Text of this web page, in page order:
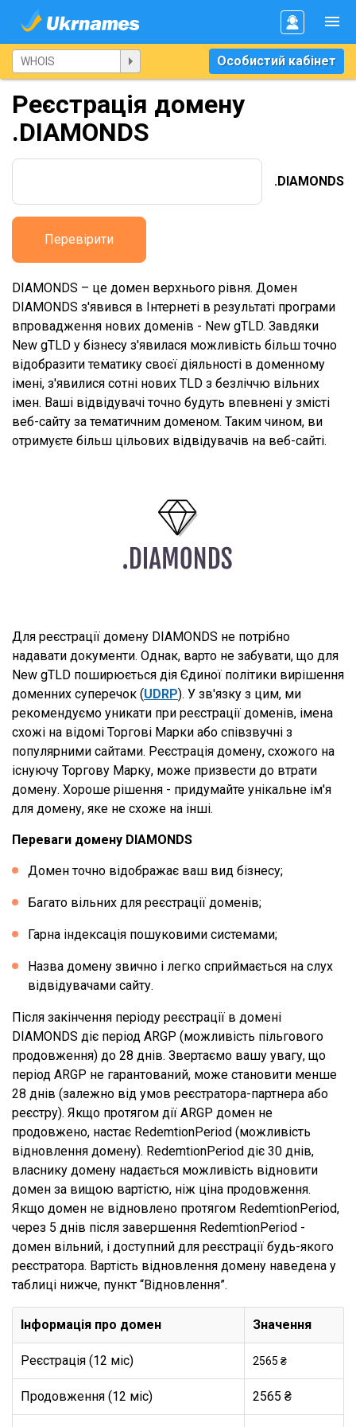
Особистий кабінет
Реєстрація домену
.DIAMONDS
.DIAMONDS
Перевірити
DIAMONDS – це домен верхнього рівня. Домен
DIAMONDS з'явився в Інтернеті в результаті програми
впровадження нових доменів - New gTLD. Завдяки
New gTLD у бізнесу з'явилася можливість більш точно
відобразити тематику своєї діяльності в доменному
імені, з'явилися сотні нових TLD з безліччю вільних
імен. Ваші відвідувачі точно будуть впевнені у змісті
веб-сайту за тематичним доменом. Таким чином, ви
отримуєте більш цільових відвідувачів на веб-сайті.
Для реєстрації домену DIAMONDS не потрібно
надавати документи. Однак, варто не забувати, що для
New gTLD поширюється дія Єдиної політики вирішення
доменних суперечок (UDRP). У зв'язку з цим, ми
рекомендуємо уникати при реєстрації доменів, імена
схожі на відомі Торгові Марки або співзвучні з
популярними сайтами. Реєстрація домену, схожого на
існуючу Торгову Марку, може призвести до втрати
домену. Хороше рішення - придумайте унікальне ім'я
для домену, яке не схоже на інші.
Переваги домену DIAMONDS
Домен точно відображає ваш вид бізнесу;
Багато вільних для реєстрації доменів;
Гарна індексація пошуковими системами;
Назва домену звично і легко сприймається на слух
відвідувачами сайту.
Після закінчення періоду реєстрації в домені
DIAMONDS діє період ARGP (можливість пільгового
продовження) до 28 днів. Звертаємо вашу увагу, що
період ARGP не гарантований, може становити менше
28 днів (залежно від умов реєстратора-партнера або
реєстру). Якщо протягом дії ARGP домен не
продовжено, настає RedemtionPeriod (можливість
відновлення домену). RedemtionPeriod діє 30 днів,
власнику домену надається можливість відновити
домен за вищою вартістю, ніж ціна продовження.
Якщо домен не відновлено протягом RedemtionPeriod,
через 5 днів після завершення RedemtionPeriod -
домен вільний, і доступний для реєстрації будь-якого
реєстратора. Вартість відновлення домену наведена у
таблиці нижче, пункт “Відновлення”.
Інформація про домен Значення
Реєстрація (12 міс) 2565 ₴
Продовження (12 міс) 2565 ₴